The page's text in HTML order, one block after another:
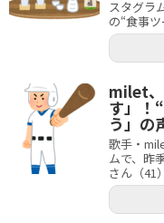
スタグラ
の“食事
milet、
す」！
う」の
歌手・
ムで、昨
さん（41